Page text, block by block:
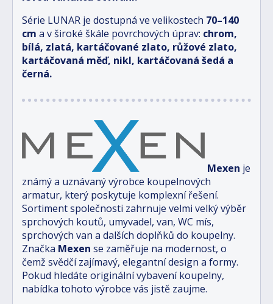
Série LUNAR je dostupná ve velikostech 70–140
cm a v široké škále povrchových úprav: chrom,
bílá, zlatá, kartáčované zlato, růžové zlato,
kartáčovaná měď, nikl, kartáčovaná šedá a
černá.
Mexen je
známý a uznávaný výrobce koupelnových
armatur, který poskytuje komplexní řešení.
Sortiment společnosti zahrnuje velmi velký výběr
sprchových koutů, umyvadel, van, WC mís,
sprchových van a dalších doplňků do koupelny.
Značka Mexen se zaměřuje na modernost, o
čemž svědčí zajímavý, elegantní design a formy.
Pokud hledáte originální vybavení koupelny,
nabídka tohoto výrobce vás jistě zaujme.